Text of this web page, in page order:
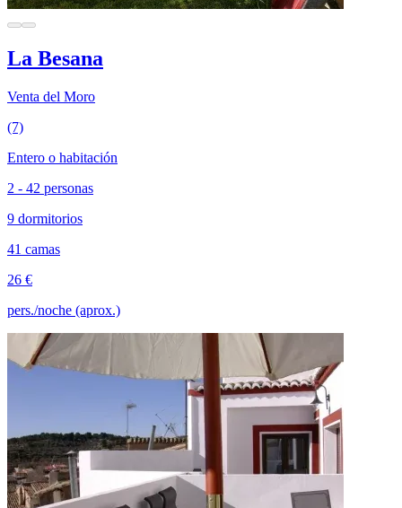
La Besana
Venta del Moro
(7)
Entero o habitación
2 - 42 personas
9 dormitorios
41 camas
26 €
pers./noche (aprox.)